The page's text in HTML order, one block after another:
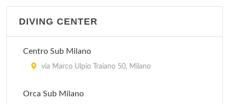
DIVING CENTER
Centro Sub Milano
via Marco Ulpio Traiano 50, Milano
Orca Sub Milano